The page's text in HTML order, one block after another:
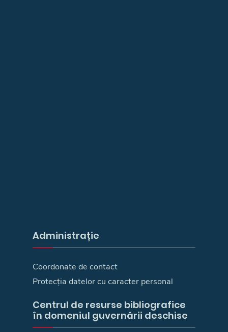
Administrație
Coordonate de contact
Protecția datelor cu caracter personal
Centrul de resurse bibliografice
în domeniul guvernării deschise